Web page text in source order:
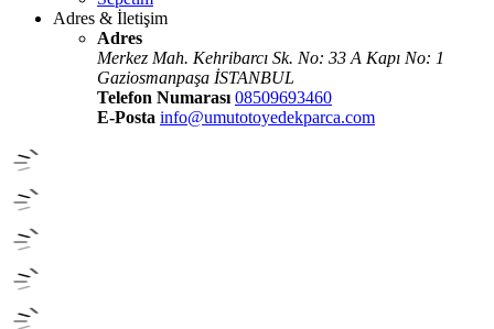
Adres & İletişim
Adres
Merkez Mah. Kehribarcı Sk. No: 33 A Kapı No: 1
Gaziosmanpaşa İSTANBUL
Telefon Numarası 08509693460
E-Posta info@umutotoyedekparca.com